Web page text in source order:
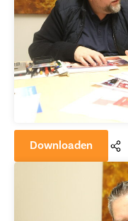
Downloaden